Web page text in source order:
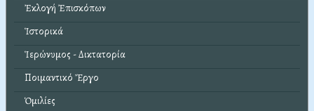
Ἐκλογή Ἐπισκόπων
Ἱστορικά
Ἱερώνυμος - Δικτατορία
Ποιμαντικό Ἔργο
Ὁμιλίες